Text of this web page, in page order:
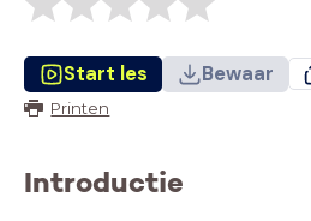
Start les Bewaar
Printen
Introductie